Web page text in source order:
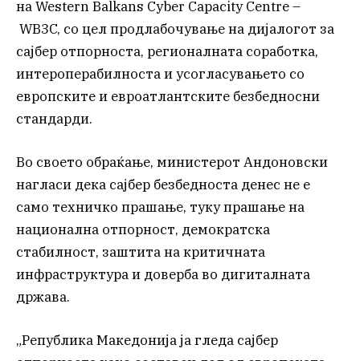
на Western Balkans Cyber Capacity Centre –
WB3C, со цел продлабочување на дијалогот за
сајбер отпорноста, регионалната соработка,
интероперабилноста и усогласувањето со
европските и евроатлантските безбедносни
стандарди.
Во своето обраќање, министерот Андоновски
нагласи дека сајбер безбедноста денес не е
само техничко прашање, туку прашање на
национална отпорност, демократска
стабилност, заштита на критичната
инфраструктура и доверба во дигиталната
држава.
„Република Македонија ја гледа сајбер